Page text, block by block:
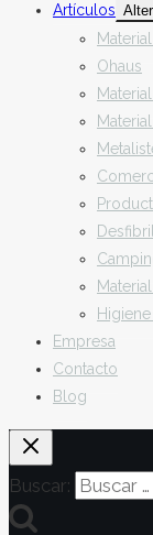
Artículos
Ohaus
Empresa
Contacto
Blog
Buscar: